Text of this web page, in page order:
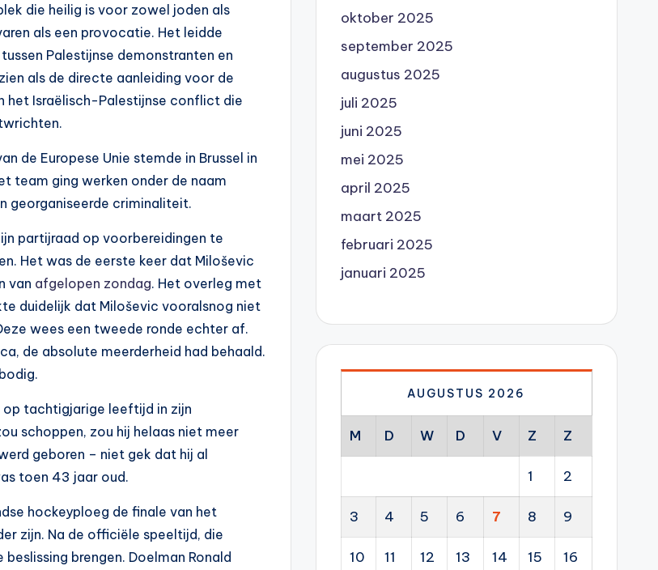
die heilig is voor zowel joden als
als een provocatie. Het leidde
Palestijnse demonstranten en
als de directe aanleiding voor de
het Israëlisch-Palestijnse conflict die
de Europese Unie stemde in Brussel in
team ging werken onder de naam
georganiseerde criminaliteit.
partijraad op voorbereidingen te
Het was de eerste keer dat Miloševic
van afgelopen zondag. Het overleg met
duidelijk dat Miloševic vooralsnog niet
wees een tweede ronde echter af.
de absolute meerderheid had behaald.
op tachtigjarige leeftijd in zijn
schoppen, zou hij helaas niet meer
geboren – niet gek dat hij al
toen 43 jaar oud.
hockeyploeg de finale van het
zijn. Na de officiële speeltijd, die
brengen. Doelman Ronald
oktober 2025
september 2025
augustus 2025
juli 2025
juni 2025
mei 2025
april 2025
maart 2025
februari 2025
januari 2025
AUGUSTUS 2026
M D W D V Z Z
1 2
3 4 5 6 7 8 9
10 11 12 13 14 15 16